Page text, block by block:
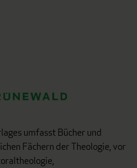
umfasst Bücher und
Fächern der Theologie, vor